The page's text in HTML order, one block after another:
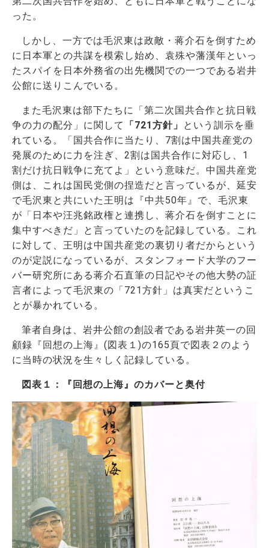
った。
しかし、一方では毛沢東は政敵・蒋介石を倒すため
に日本軍との共謀を模索し始め、袁殊や藩漢年といっ
たスパイを日本外務省の出先機関での一つである岩井
公館に送りこんでいる。
また毛沢東は部下たちに「第二次国共合作と抗日戦
争の力の配分」に関して
「721方針」
という訓示を垂
れている。「国共合作に当たり、7割は中国共産党の
発展のために力を注ぎ、2割は国共合作に対応し、1
割だけ抗日戦争に充てよ」という意味だ。中国共産党
側は、これは国民党側の捏造だと言っているが、延安
で毛沢東と共にいた王明は『中共50年』で、毛沢東
が「日本や汪兆銘政権と連携し、蒋介石を倒すことに
集中すべきだ」と言っていたのを記録している。これ
に対して、王明は中国共産党の裏切り者だからという
のが定説になっているが、スタンフォード大学のフー
バー研究所にある蒋介石直筆の日記やその他大勢の証
言者によって毛沢東の「721方針」は真実だというこ
とが暴かれている。
筆者自身は、岩井公館の創設者である岩井英一の回
顧録『回想の上海』(図表１)の165頁で図表２のよう
に当時の状況を生々しく記録している。
図表１：『回想の上海』のカバーと奥付